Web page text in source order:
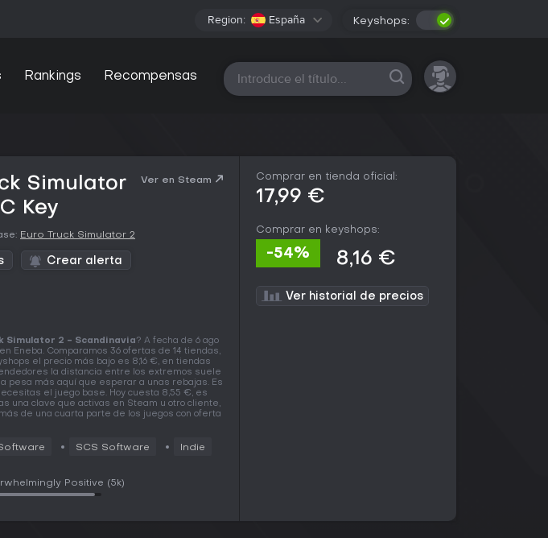
Region: España Keyshops:
Rankings Recompensas Todas las plataformas
Simulator
Key
Ver en Steam
Euro Truck Simulator 2
Crear alerta
Simulator 2 - Scandinavia? A fecha de 6 ago
en Eneba. Comparamos 36 ofertas de 14 tiendas,
el precio más bajo es 8,16 €, en tiendas
la distancia entre los extremos suele
pesa más aquí que esperar a unas rebajas. Es
el juego base. Hoy cuesta 8,55 €, es
una clave que activas en Steam u otro cliente,
de una cuarta parte de los juegos con oferta
SCS Software Indie
Positive (5k)
Comprar en tienda oficial:
17,99 €
Comprar en keyshops:
-54% 8,16 €
Ver historial de precios